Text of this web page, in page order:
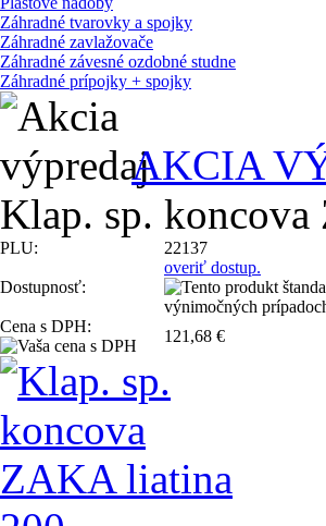
Záhradné tvarovky a spojky
Záhradné zavlažovače
Záhradné závesné ozdobné studne
Záhradné prípojky + spojky
AKCIA
Klap. sp.
PLU: 22137
Dostupnosť:
overiť dostup.
Cena s DPH:
121,68 €